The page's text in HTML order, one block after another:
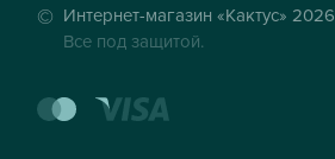
Интернет-магазин «Кактус» 2026
Все под защитой.
mastercard